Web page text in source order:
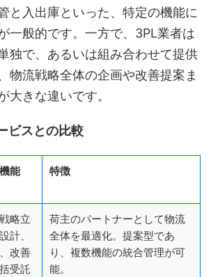
と入出庫といった、特定の機能に
一般的です。一方で、3PL業者は
独で、あるいは組み合わせて提供
物流戦略全体の企画や改善提案ま
大きな違いです。
ビスとの比較
能 特徴
略立
計、
改善
受託
荷主のパートナーとして物流
全体を最適化。提案型であ
り、複数機能の統合管理が可
能。